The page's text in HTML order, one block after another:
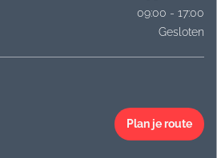
09:00 - 17:00
Gesloten
Plan je route